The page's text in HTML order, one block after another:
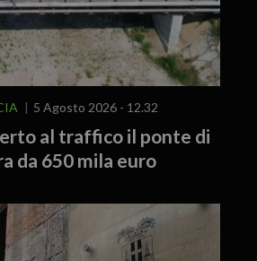
5 Agosto 2026 - 12.32
al traffico il ponte di
da 650 mila euro